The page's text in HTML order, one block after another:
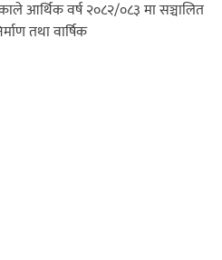
आर्थिक वर्ष २०८२/०८३ मा सञ्चालित
तथा वार्षिक